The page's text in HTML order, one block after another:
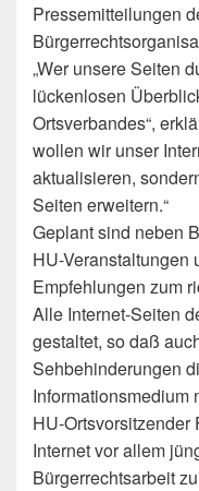
Pressemitteilungen
„Wer unsere Seiten
lückenlosen
Ortsverbandes“,
wollen wir unser
aktualisieren,
Seiten erweitern.“
Geplant sind neben
HU-Veranstaltungen
Empfehlungen zum
Alle Internet-Seiten
gestaltet, so daß
Sehbehinderungen
Informationsmedium
HU-Ortsvorsitzender
Internet vor allem
Bürgerrechtsarbeit